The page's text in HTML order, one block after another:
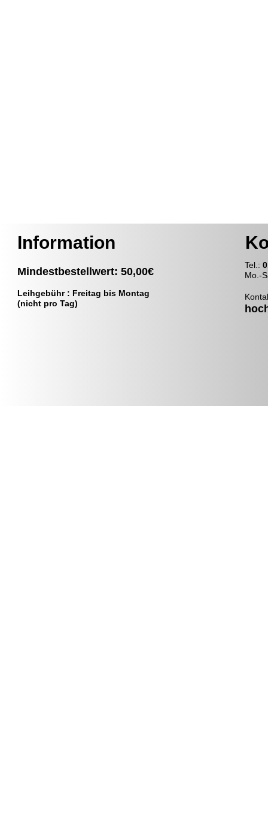
Information
Mindestbestellwert: 50,00€
Leihgebühr : Freitag bis Montag
(nicht pro Tag)
Tel.:
Mo.-